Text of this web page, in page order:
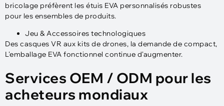
bricolage préfèrent les étuis EVA personnalisés robustes
pour les ensembles de produits.
Jeu & Accessoires technologiques
Des casques VR aux kits de drones, la demande de compact,
L'emballage EVA fonctionnel continue d'augmenter.
Services OEM / ODM pour les
acheteurs mondiaux